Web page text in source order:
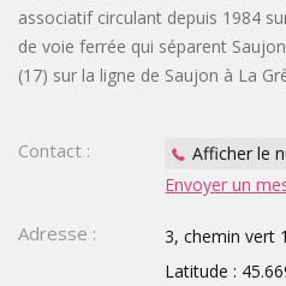
JARDINS
ÊTRE ACTIVITÉS
INSOLITE
CE,
associatif circulant depuis 1984
de voie ferrée qui séparent
(17) sur la ligne de Saujon à La
Contact :
Afficher le
Envoyer un
Adresse :
3, chemin vert
Latitude :